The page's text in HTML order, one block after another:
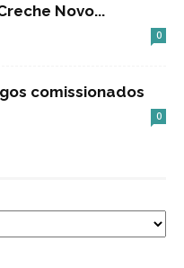
Novo...
0
comissionados
0